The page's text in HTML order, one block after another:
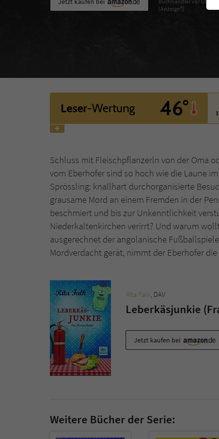
(Anzeige*)
Leser-Wertung 46°
Schluss mit Fleischpflanzerln von der Oma
vom Eberhofer sind so hoch wie die Laune
Sprössling: knallhart durchorganisierte
grausame Mord an einem Fremden in der
beschmiert und bis zur Unkenntlichkeit
Niederkaltenkirchen verirrt? Und warum
ausgerechnet der angolanische
Mordverdacht gerät, nimmt der Eberhofer
Rita Falk, DAV
Leberkäsjunkie
Jetzt kaufen bei
Weitere Bücher der Serie: